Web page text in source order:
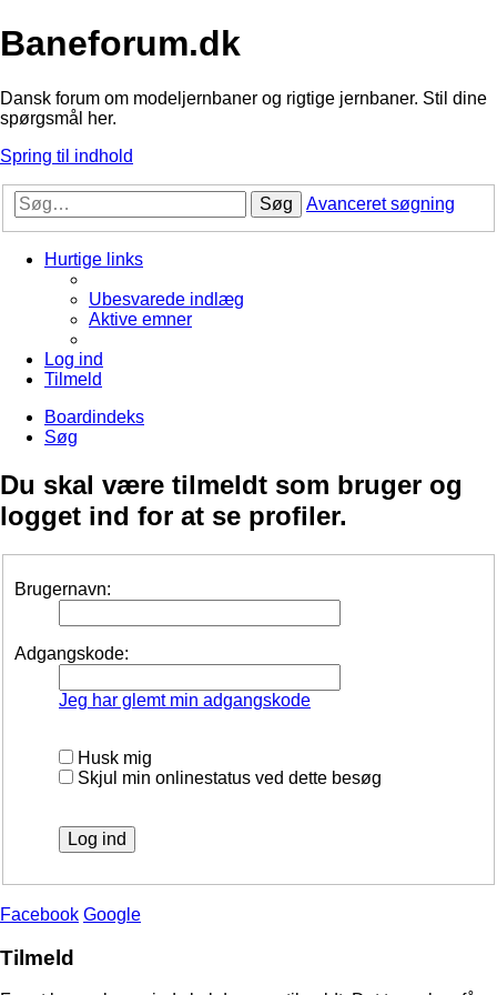
Baneforum.dk
Dansk forum om modeljernbaner og rigtige jernbaner. Stil dine
spørgsmål her.
Spring til indhold
Søg Avanceret søgning
Hurtige links
Ubesvarede indlæg
Aktive emner
Log ind
Tilmeld
Boardindeks
Søg
Du skal være tilmeldt som bruger og
logget ind for at se profiler.
Brugernavn:
Adgangskode:
Jeg har glemt min adgangskode
Husk mig
Skjul min onlinestatus ved dette besøg
Facebook Google
Tilmeld